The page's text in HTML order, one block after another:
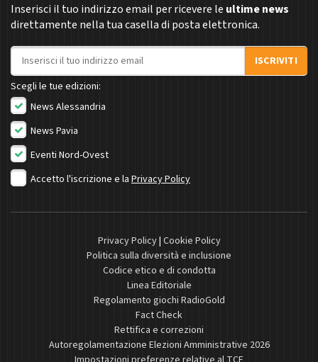
Inserisci il tuo indirizzo email per ricevere le ultime news
direttamente nella tua casella di posta elettronica.
Indirizzo email
ISCRIVITI
Scegli le tue edizioni:
News Alessandria
News Pavia
Eventi Nord-Ovest
Accetto l'iscrizione e la Privacy Policy
Privacy Policy| Cookie Policy
Politica sulla diversità e inclusione
Codice etico e di condotta
Linea Editoriale
Regolamento giochi RadioGold
Fact Check
Rettifica e correzioni
Autoregolamentazione Elezioni Amministrative 2026